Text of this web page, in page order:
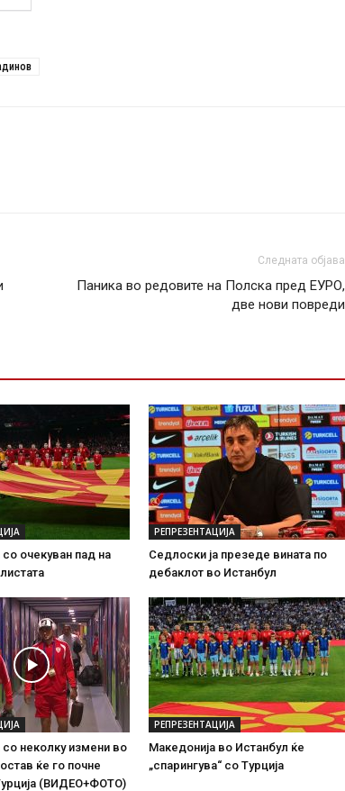
Следната објава
Паника во редовите на Полска пред ЕУРО,
две нови повреди
очекуван пад на
РЕПРЕЗЕНТАЦИЈА
Седлоски ја презеде вината по
дебаклот во Истанбул
со неколку измени во
ќе го почне
(ВИДЕО+ФОТО)
РЕПРЕЗЕНТАЦИЈА
Македонија во Истанбул ќе
„спарингува“ со Турција